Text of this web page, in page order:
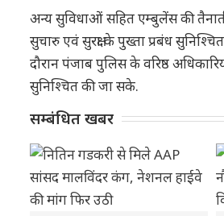
अन्य सुविधाओं सहित एम्बुलेंस की
सुचारु एवं सुरक्षा के पुख्ता प्रबंध
दौरान पंजाब पुलिस के वरिष्ठ
सुनिश्चित की जा सके.
सम्बंधित खबर